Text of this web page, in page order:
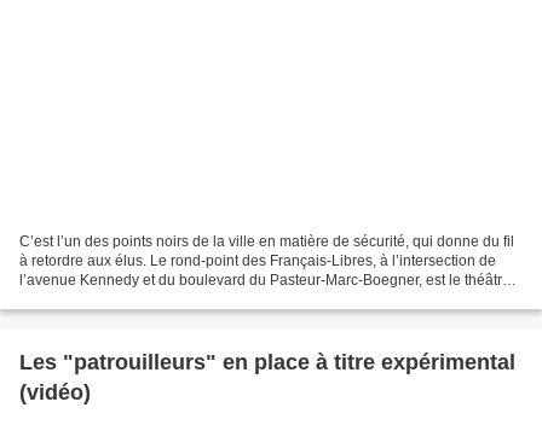
C’est l’un des points noirs de la ville en matière de sécurité, qui donne du fil
à retordre aux élus. Le rond-point des Français-Libres, à l’intersection de
l’avenue Kennedy et du boulevard du Pasteur-Marc-Boegner, est le théâtre
Les "patrouilleurs" en place à titre expérimental
(vidéo)